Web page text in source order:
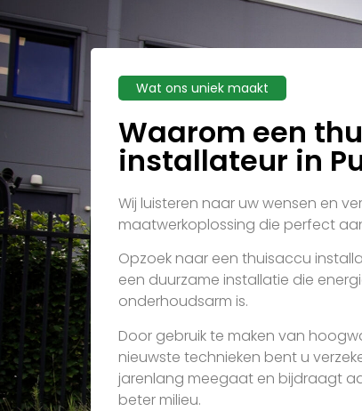
Wat ons uniek maakt
Waarom een
installateur in
Wij luisteren naar uw wensen en
maatwerkoplossing die perfect
Opzoek naar een thuisaccu
een duurzame installatie die
onderhoudsarm is.
Door gebruik te maken van
nieuwste technieken bent u
jarenlang meegaat en bijdraagt
beter milieu.